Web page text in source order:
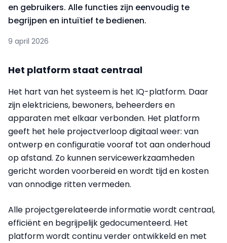
en gebruikers. Alle functies zijn eenvoudig te
begrijpen en intuïtief te bedienen.
9 april 2026
Het platform staat centraal
Het hart van het systeem is het IQ-platform. Daar
zijn elektriciens, bewoners, beheerders en
apparaten met elkaar verbonden. Het platform
geeft het hele projectverloop digitaal weer: van
ontwerp en configuratie vooraf tot aan onderhoud
op afstand. Zo kunnen servicewerkzaamheden
gericht worden voorbereid en wordt tijd en kosten
van onnodige ritten vermeden.
Alle projectgerelateerde informatie wordt centraal,
efficiënt en begrijpelijk gedocumenteerd. Het
platform wordt continu verder ontwikkeld en met